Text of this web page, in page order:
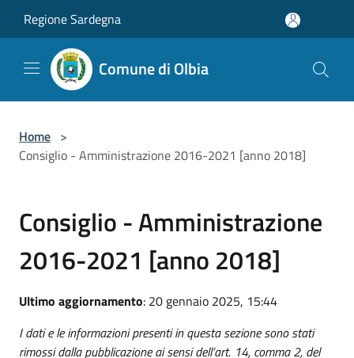
Regione Sardegna
Comune di Olbia
Home >
Consiglio - Amministrazione 2016-2021 [anno 2018]
Consiglio - Amministrazione
2016-2021 [anno 2018]
Ultimo aggiornamento: 20 gennaio 2025, 15:44
I dati e le informazioni presenti in questa sezione sono stati
rimossi dalla pubblicazione ai sensi dell’art. 14, comma 2, del